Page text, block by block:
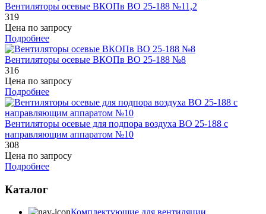
Вентиляторы осевые ВКОПв ВО 25-188 №11,2
319
Цена по запросу
Подробнее
Вентиляторы осевые ВКОПв ВО 25-188 №8
316
Цена по запросу
Подробнее
Вентиляторы осевые для подпора воздуха ВО 25-188 с
направляющим аппаратом №10
308
Цена по запросу
Подробнее
Каталог